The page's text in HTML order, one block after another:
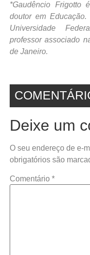
*Gaudêncio Frigotto
doutor em
Universidade
professor associado
de Janeiro.
Deixe um
O seu endereço de e-
obrigatórios são
Comentário *